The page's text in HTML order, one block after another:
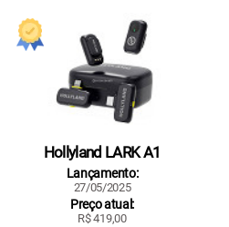
Hollyland LARK A1
Lançamento:
27/05/2025
Preço atual:
R$ 419,00